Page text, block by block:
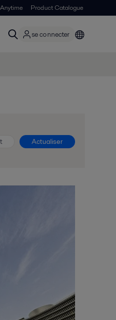
Anytime Product Catalogue
se connecter
Actualiser